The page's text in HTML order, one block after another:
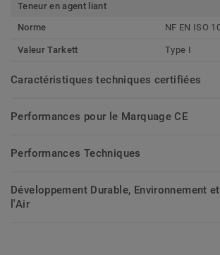
Teneur en agent liant
Norme
NF EN ISO
Valeur Tarkett Type I
Caractéristiques techniques certifiées
Performances pour le Marquage CE
Performances Techniques
Développement Durable, Environnement
l'Air